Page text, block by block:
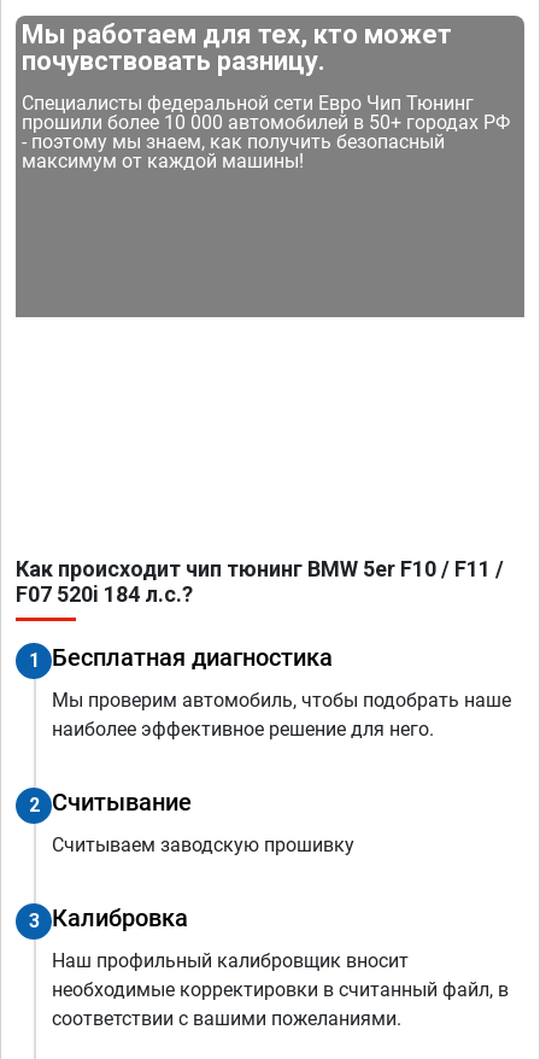
Мы работаем для тех, кто может
почувствовать разницу.
Специалисты федеральной сети Евро Чип Тюнинг
прошили более 10 000 автомобилей в 50+ городах РФ
- поэтому мы знаем, как получить безопасный
максимум от каждой машины!
Как происходит чип тюнинг BMW 5er F10 / F11 /
F07 520i 184 л.с.?
1 Бесплатная диагностика
Мы проверим автомобиль, чтобы подобрать наше
наиболее эффективное решение для него.
2 Считывание
Считываем заводскую прошивку
3 Калибровка
Наш профильный калибровщик вносит
необходимые корректировки в считанный файл, в
соответствии с вашими пожеланиями.